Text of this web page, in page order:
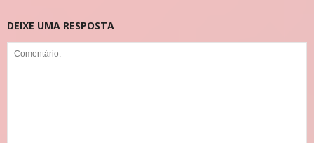
DEIXE UMA RESPOSTA